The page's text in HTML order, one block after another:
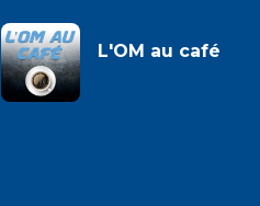
L'OM au café